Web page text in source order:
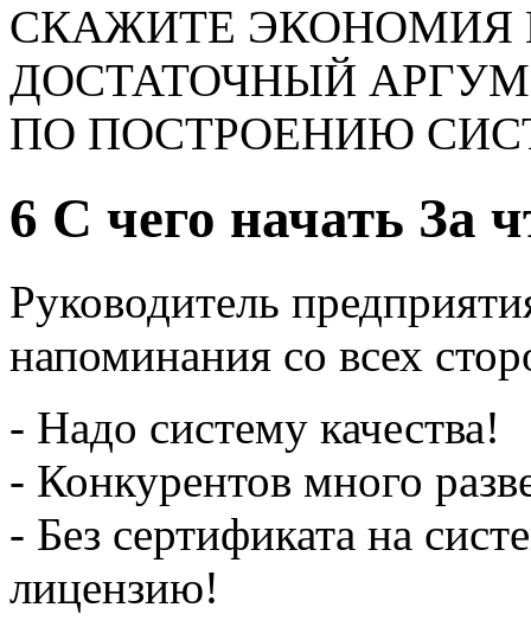
СКАЖИТЕ ЭКОНОМИЯ
ДОСТАТОЧНЫЙ
ПО ПОСТРОЕНИЮ
6 С чего начать За
Руководитель
напоминания со всех
- Надо систему качества!
- Конкурентов много
- Без сертификата на
лицензию!